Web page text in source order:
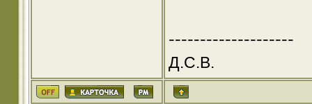
--------------------
Д.С.В.